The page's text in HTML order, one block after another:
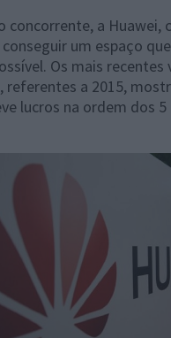
concorrente, a Huawei,
um espaço
Os mais recentes
referentes a 2015,
lucros na ordem dos